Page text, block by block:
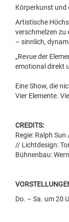
Körperkunst und
Artistische
verschmelzen zu
– sinnlich,
„Revue der
emotional direkt
Eine Show, die
Vier Elemente.
CREDITS:
Regie: Ralph
// Lichtdesign:
Bühnenbau:
Do. – Sa. um 20